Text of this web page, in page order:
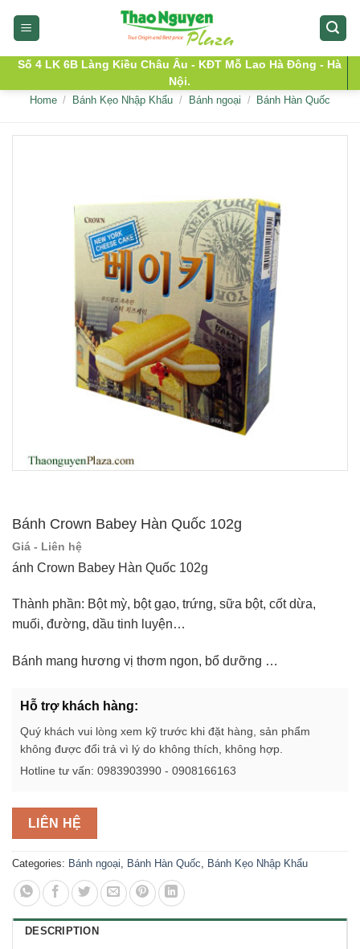
Số 4 LK 6B Làng Kiều Châu Âu - KĐT Mỗ Lao Hà Đông - Hà
Nội.
Home / Bánh Kẹo Nhập Khẩu / Bánh ngoại / Bánh Hàn Quốc
Bánh Crown Babey Hàn Quốc 102g
Giá - Liên hệ
ánh Crown Babey Hàn Quốc 102g
Thành phần: Bột mỳ, bột gạo, trứng, sữa bột, cốt dừa,
muối, đường, dầu tinh luyện…
Bánh mang hương vị thơm ngon, bổ dưỡng …
Hỗ trợ khách hàng:
Quý khách vui lòng xem kỹ trước khi đặt hàng, sản phẩm
không được đổi trả vì lý do không thích, không hợp.
Hotline tư vấn: 0983903990 - 0908166163
LIÊN HỆ
Categories: Bánh ngoại, Bánh Hàn Quốc, Bánh Kẹo Nhập Khẩu
DESCRIPTION